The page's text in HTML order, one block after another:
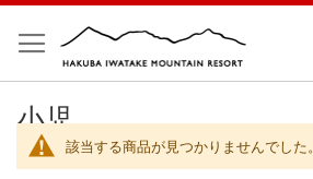
ン
テ
ン
ツ
に
キ
小児
該当する商品が見つかりませんでした。